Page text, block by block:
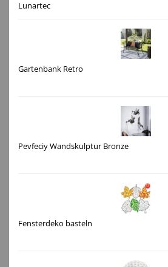
Lunartec
Gartenbank Retro
Pevfeciy Wandskulptur Bronze
Fensterdeko basteln